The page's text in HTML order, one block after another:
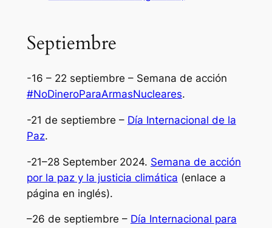
Septiembre
-16 – 22 septiembre – Semana de acción
#NoDineroParaArmasNucleares.
-21 de septiembre – Día Internacional de la
Paz.
-21–28 September 2024. Semana de acción
por la paz y la justicia climática (enlace a
página en inglés).
–26 de septiembre – Día Internacional para